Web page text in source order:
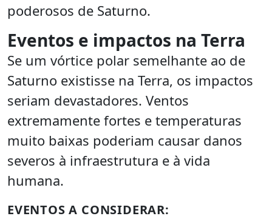
poderosos de Saturno.
Eventos e impactos na Terra
Se um vórtice polar semelhante ao de
Saturno existisse na Terra, os impactos
seriam devastadores. Ventos
extremamente fortes e temperaturas
muito baixas poderiam causar danos
severos à infraestrutura e à vida
humana.
EVENTOS A CONSIDERAR: